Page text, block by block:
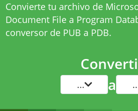
Convierte tu archivo de
Document File a Program
conversor de PUB a PDB.
... a